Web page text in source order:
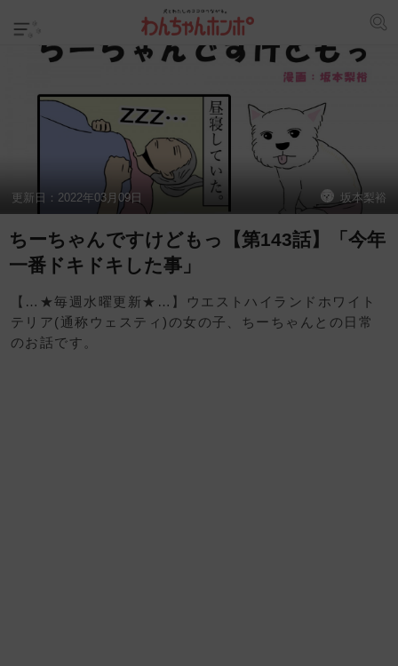
更新日： 2022年03月09日 坂本梨裕
ちーちゃんですけどもっ【第143話】「今年
一番ドキドキした事」
【…★毎週水曜更新★…】ウエストハイランドホワイト
テリア(通称ウェスティ)の女の子、ちーちゃんとの日常
のお話です。